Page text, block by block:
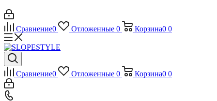
Сравнение0 Отложенные 0 Корзина0 0
Сравнение0 Отложенные 0 Корзина0 0